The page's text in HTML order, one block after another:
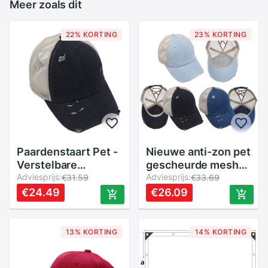
Meer zoals dit
22% KORTING
Paardenstaart Pet -
Verstelbare
Zonnehoed - Criss
Cross Achterkant -
Polyester
Adviesprijs:€31.59
€24.49
23% KORTING
Nieuwe anti-zon pet
gescheurde mesh
paardenstaart criss
cross baseball pet
verstelbare hoed
Adviesprijs:€33.69
€26.09
13% KORTING 14% KORTING